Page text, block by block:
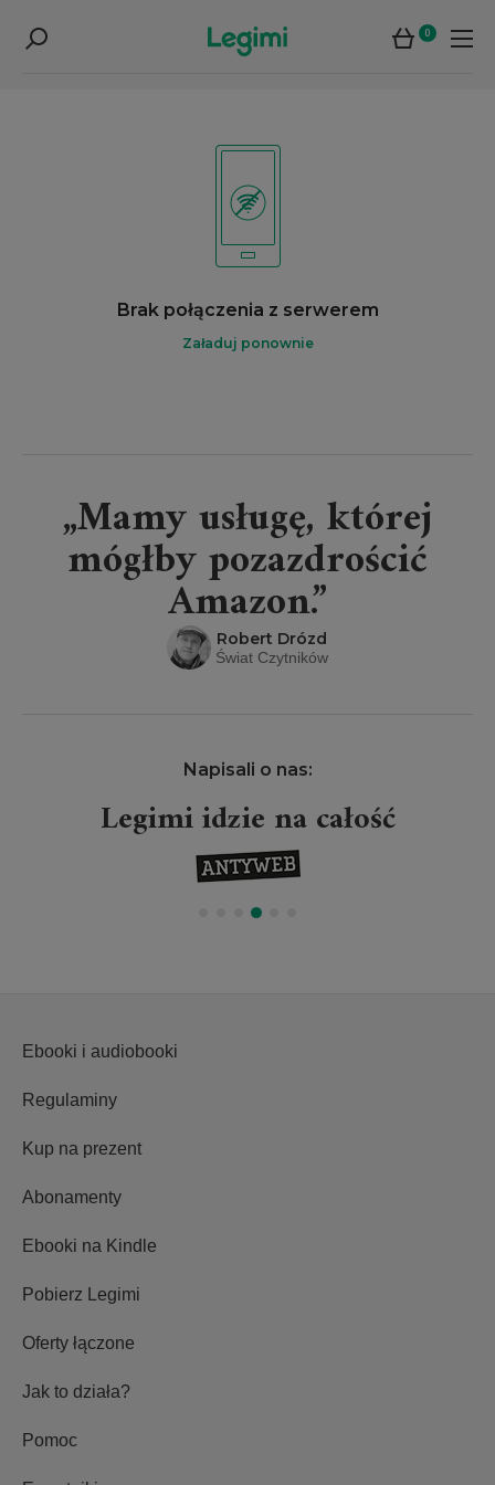
0
Brak połączenia z serwerem
Załaduj ponownie
„Mamy usługę, której
mógłby pozazdrościć
Amazon.”
Robert Drózd
Świat Czytników
Napisali o nas:
Legimi idzie na całość
Ebooki i audiobooki
Regulaminy
Kup na prezent
Abonamenty
Ebooki na Kindle
Pobierz Legimi
Oferty łączone
Jak to działa?
Pomoc